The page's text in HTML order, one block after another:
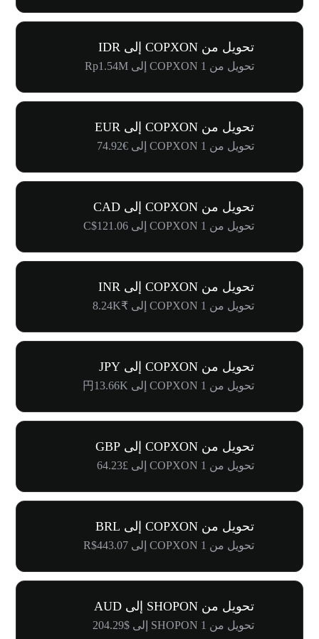
تحويل من COPXON إلى IDR
تحويل من 1 COPXON إلى Rp1.54M
تحويل من COPXON إلى EUR
تحويل من 1 COPXON إلى €74.92
تحويل من COPXON إلى CAD
تحويل من 1 COPXON إلى C$121.06
تحويل من COPXON إلى INR
تحويل من 1 COPXON إلى ₹8.24K
تحويل من COPXON إلى JPY
تحويل من 1 COPXON إلى 円13.66K
تحويل من COPXON إلى GBP
تحويل من 1 COPXON إلى £64.23
تحويل من COPXON إلى BRL
تحويل من 1 COPXON إلى R$443.07
تحويل من SHOPON إلى AUD
تحويل من 1 SHOPON إلى $204.29